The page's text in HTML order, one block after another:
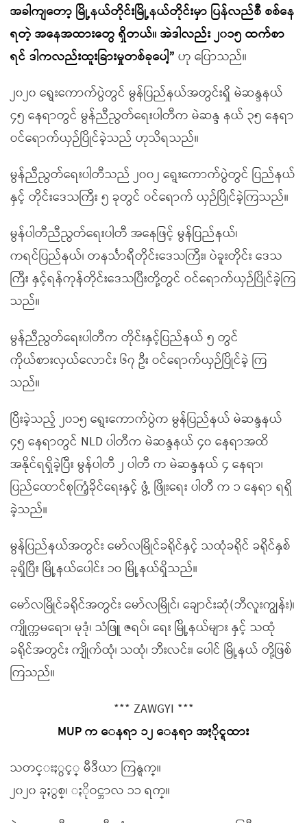
အခါကျတော့ မြို့နယ်တိုင်းမြို့နယ်တိုင်းမှာ ပြန်လည်စီ စစ်နေ
ရတဲ့ အနေအထားတွေ ရှိတယ်။ အဲဒါလည်း ၂၀၁၅ ထက်စာ
ရင် ဒါကလည်းထူးခြားမှုတစ်ခုပေါ့” ဟု ပြောသည်။
၂၀၂၀ ရွေးကောက်ပွဲတွင် မွန်ပြည်နယ်အတွင်းရှိ မဲဆန္ဒနယ်
၄၅ နေရာတွင် မွန်ညီညွတ်ရေးပါတီက မဲဆန္ဒ နယ် ၃၅ နေရာ
ဝင်ရောက်ယှဉ်ပြိုင်ခဲ့သည် ဟုသိရသည်။
မွန်ညီညွတ်ရေးပါတီသည် ၂၀၀၂ ရွေးကောက်ပွဲတွင် ပြည်နယ်
နှင့် တိုင်းဒေသကြီး ၅ ခုတွင် ဝင်ရောက် ယှဉ်ပြိုင်ခဲ့ကြသည်။
မွန်ပါတီညီညွတ်ရေးပါတီ အနေဖြင့် မွန်ပြည်နယ်၊
ကရင်ပြည်နယ်၊ တနင်္သာရီတိုင်းဒေသကြီး၊ ပဲခူးတိုင်း ဒေသ
ကြီး နှင့်ရန်ကုန်တိုင်းဒေသပြီးတို့တွင် ဝင်ရောက်ယှဉ်ပြိုင်ခဲ့ကြ
သည်။
မွန်ညီညွတ်ရေးပါတီက တိုင်းနှင့်ပြည်နယ် ၅ တွင်
ကိုယ်စားလှယ်လောင်း ၆၇ ဦး ဝင်ရောက်ယှဉ်ပြိုင်ခဲ့ ကြ
သည်။
ပြီးခဲ့သည့် ၂၀၁၅ ရွေးကောက်ပွဲက မွန်ပြည်နယ် မဲဆန္ဒနယ်
၄၅ နေရာတွင် NLD ပါတီက မဲဆန္ဒနယ် ၄၀ နေရာအထိ
အနိုင်ရရှိခဲ့ပြီး မွန်ပါတီ ၂ ပါတီ က မဲဆန္ဒနယ် ၄ နေရာ၊
ပြည်ထောင်စုကြံ့ခိုင်ရေးနှင့် ဖွံ့ ဖြိုးရေး ပါတီ က ၁ နေရာ ရရှိ
ခဲ့သည်။
မွန်ပြည်နယ်အတွင်း မော်လမြိုင်ခရိုင်နှင့် သထုံခရိုင် ခရိုင်နှစ်
ခုရှိပြီး မြို့နယ်ပေါင်း ၁၀ မြို့နယ်ရှိသည်။
မော်လမြိုင်ခရိုင်အတွင်း မော်လမြိုင်၊ ချောင်းဆုံ(ဘီလူးကျွန်း)၊
ကျိုက္ကမရော၊ မုဒုံ၊ သံဖြူ ဇရပ်၊ ရေး မြို့နယ်များ နှင့် သထုံ
ခရိုင်အတွင်း ကျိုက်ထုံ၊ သထုံ၊ ဘီးလင်း၊ ပေါင် မြို့နယ် တို့ဖြစ်
ကြသည်။
*** ZAWGYI ***
MUP က ေနရာ ၁၂ ေနရာ အႏိုင္ရထား
သတင္းႏွင့္ မီဒီယာ ကြန္ရက္။
၂၀၂၀ ခုႏွစ္၊ ႏိုဝင္ဘာလ ၁၁ ရက္။